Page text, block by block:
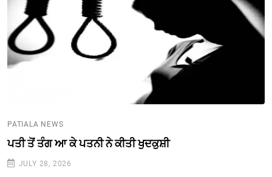
PATIALA NEWS
ਪਤੀ ਤੋਂ ਤੰਗ ਆ ਕੇ ਪਤਨੀ ਨੇ ਕੀਤੀ ਖੁਦਕੁਸ਼ੀ
JULY 28, 2026